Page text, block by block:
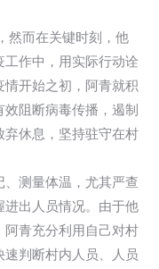
然而在关键时刻，他
作中，用实际行动诠
开始之初，阿青就积
阻断病毒传播，遏制
休息，坚持驻守在村
测量体温，尤其严查
出人员情况。由于他
青充分利用自己对村
判断村内人员、人员